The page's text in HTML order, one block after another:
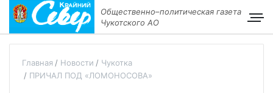
Общественно–политическая газета
Чукотского АО
Главная Новости
Чукотка
ПРИЧАЛ ПОД «ЛОМОНОСОВА»